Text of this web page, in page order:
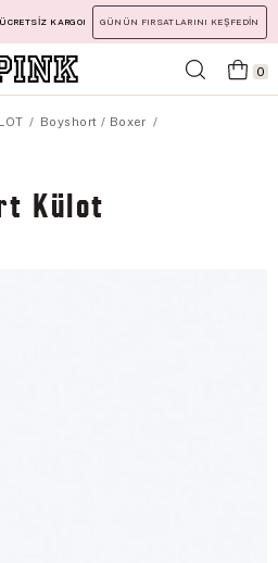
KARGO! GÜNÜN FIRSATLARINI KEŞFEDİN
0
Boyshort / Boxer
Külot